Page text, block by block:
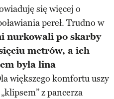
się więcej o
pereł. Trudno w
nurkowali po skarby
metrów, a ich
była lina
większego komfortu uszy
z pancerza